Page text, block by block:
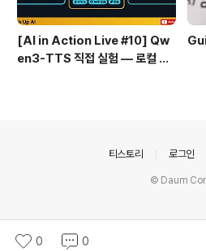
[AI in Action Live #10] Qw
en3-TTS 직접 실험 — 로컬 설
0 0
티스토리 로그인
© Daum